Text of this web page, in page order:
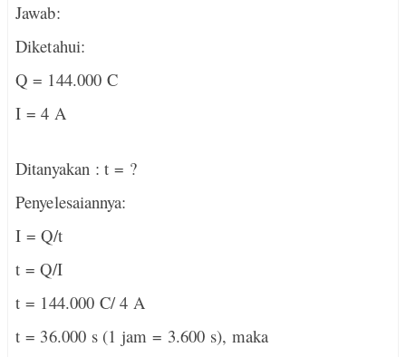
Jawab:
Diketahui:
Q = 144.000 C
I = 4 A
Ditanyakan : t = ?
Penyelesaiannya:
I = Q/t
t = Q/I
t = 144.000 C/ 4 A
t = 36.000 s (1 jam = 3.600 s), maka